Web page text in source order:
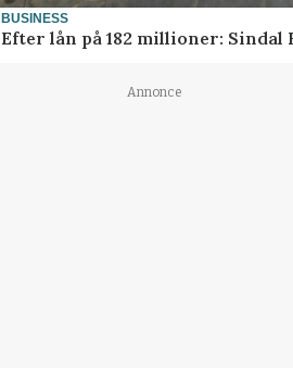
BUSINESS
Efter lån på 182 millioner:
Annonce